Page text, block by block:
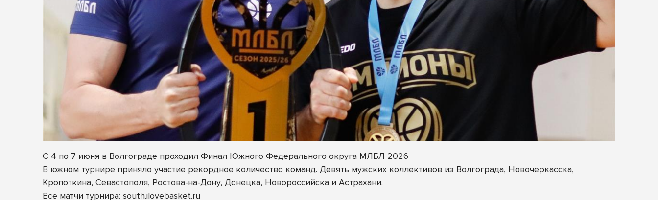
С 4 по 7 июня в Волгограде проходил Финал Южного Федерального округа МЛБЛ 2026
В южном турнире приняло участие рекордное количество команд. Девять мужских коллективов из Волгограда, Новочеркасска,
Кропоткина, Севастополя, Ростова-на-Дону, Донецка, Новороссийска и Астрахани.
Все матчи турнира: south.ilovebasket.ru